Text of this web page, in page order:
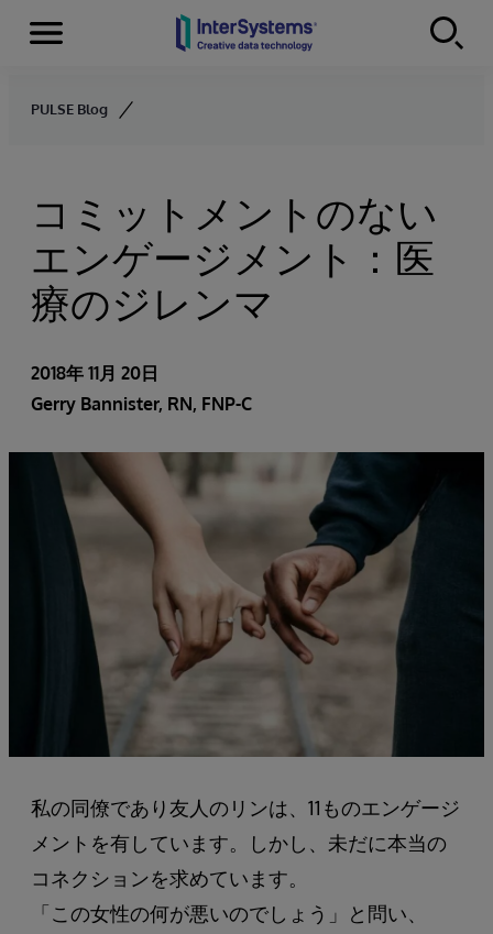
Skip to content
Menu
PULSE Blog
コミットメントのない
エンゲージメント：医
療のジレンマ
2018年 11月 20日
Gerry Bannister, RN, FNP-C
私の同僚であり友人のリンは、11ものエンゲージ
メントを有しています。しかし、未だに本当の
コネクションを求めています。
「この女性の何が悪いのでしょう」と問い、